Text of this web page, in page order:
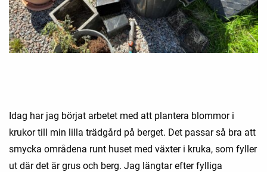
Idag har jag börjat arbetet med att plantera blommor i
krukor till min lilla trädgård på berget. Det passar så bra att
smycka områdena runt huset med växter i kruka, som fyller
ut där det är grus och berg. Jag längtar efter fylliga